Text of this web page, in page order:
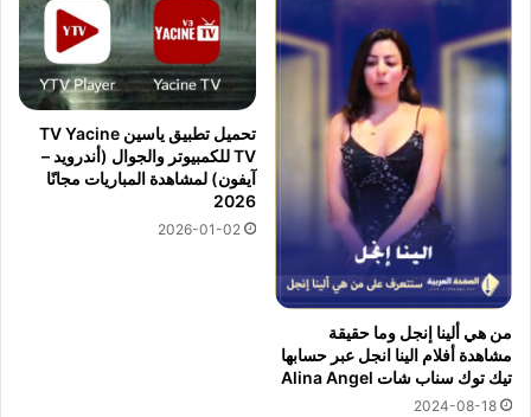
من هي ألينا إنجل وما حقيقة
مشاهدة أفلام الينا انجل عبر حسابها
تيك توك سناب شات Alina Angel
2024-08-18
تحميل تطبيق ياسين TV Yacine
TV للكمبيوتر والجوال (أندرويد –
آيفون) لمشاهدة المباريات مجانًا
2026
2026-01-02